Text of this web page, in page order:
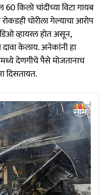
किलो चांदीच्या विटा गायब
चोरीला गेल्याचा आरोप
व्हायरल होत असून,
केलाय. अनेकांनी हा
देणगीचे पैसे मोजतानाच
दिसतायत.